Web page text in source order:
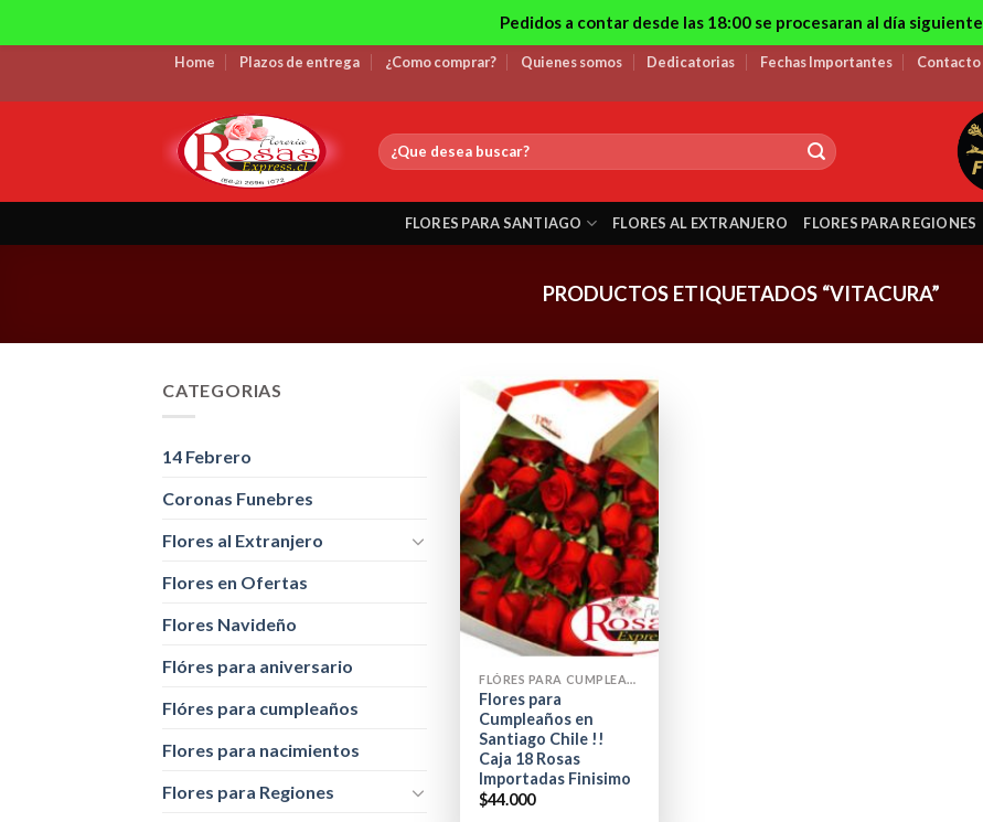
Home Plazos de entrega ¿Como comprar? Quienes somos Dedicatorias Fechas Importantes Contacto
Buscar
por:
FLORES PARA SANTIAGO FLORES AL EXTRANJERO FLORES PARA REGIONES
PRODUCTOS ETIQUETADOS “VITACURA”
CATEGORIAS
14 Febrero
Coronas Funebres
Flores al Extranjero
Flores en Ofertas
Flores Navideño
Flóres para aniversario
Flóres para cumpleaños
Flores para nacimientos
Flores para Regiones
+
FLÓRES PARA CUMPLEAÑOS
Flores para
Cumpleaños en
Santiago Chile !!
Caja 18 Rosas
Importadas Finisimo
$44.000
Pedidos a contar desde las 18:00 se procesaran al día siguiente